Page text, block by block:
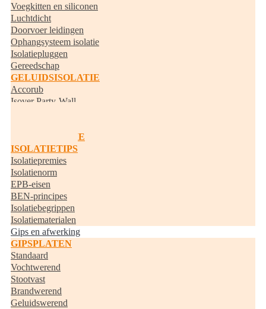
Voegkitten en siliconen
Luchtdicht
Doorvoer leidingen
Ophangsysteem isolatie
Isolatiepluggen
Gereedschap
GELUIDSISOLATIE
Accorub
Isover Party-Wall
RANDISOLATIE
ISOLATIETIPS
Isolatiepremies
Isolatienorm
EPB-eisen
BEN-principes
Isolatiebegrippen
Isolatiematerialen
Gips en afwerking
GIPSPLATEN
Standaard
Vochtwerend
Stootvast
Brandwerend
Geluidswerend